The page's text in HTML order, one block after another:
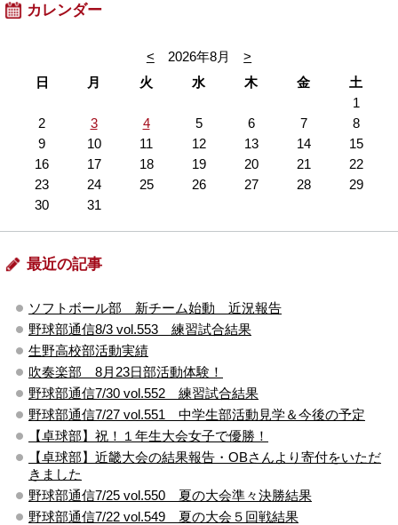
カレンダー
< 2026年8月
>
日
月 火 水 木 金
土
1
2
3 4 5 6 7
8
9
10 11 12 13 14
15
16
17 18 19 20 21
22
23
24 25 26 27 28
29
30
31
最近の記事
ソフトボール部 新チーム始動 近況報告
野球部通信8/3 vol.553 練習試合結果
生野高校部活動実績
吹奏楽部 8月23日部活動体験！
野球部通信7/30 vol.552 練習試合結果
野球部通信7/27 vol.551 中学生部活動見学＆今後の予定
【卓球部】祝！１年生大会女子で優勝！
【卓球部】近畿大会の結果報告・OBさんより寄付をいただ
きました
野球部通信7/25 vol.550 夏の大会準々決勝結果
野球部通信7/22 vol.549 夏の大会５回戦結果